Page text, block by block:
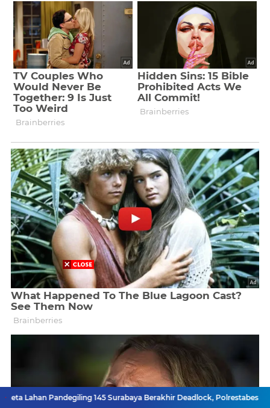
Pandegiling 145 Surabaya Berakhir Deadlock, Polrestabes Imbau